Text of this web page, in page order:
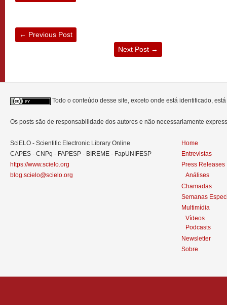
← Previous Post
Next Post →
Todo o conteúdo desse site, exceto onde está identificado,
Os posts são de responsabilidade dos autores e não necessariamente
SciELO - Scientific Electronic Library Online
CAPES - CNPq - FAPESP - BIREME - FapUNIFESP
https://www.scielo.org
blog.scielo@scielo.org
Home
Entrevistas
Press Releases
Análises
Chamadas
Semanas
Multimídia
Vídeos
Podcasts
Newsletter
Sobre